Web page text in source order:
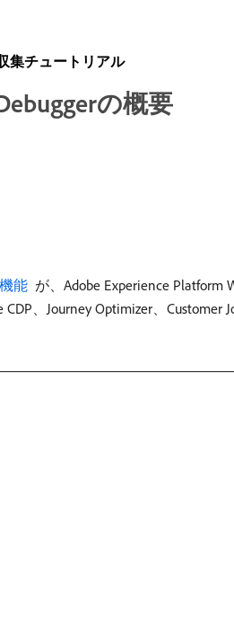
集チュートリアル
の概要
能
が、Adobe Experience
、Journey Optimizer、Customer